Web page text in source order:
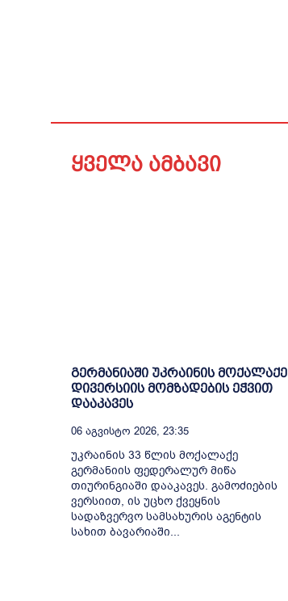
ყველა ამბავი
გერმანიაში უკრაინის მოქალაქე
დივერსიის მომზადების ეჭვით
დააკავეს
06 Აგვისტო 2026, 23:35
უკრაინის 33 წლის მოქალაქე
გერმანიის ფედერალურ მიწა
თიურინგიაში დააკავეს. გამოძიების
ვერსიით, ის უცხო ქვეყნის
სადაზვერვო სამსახურის აგენტის
სახით ბავარიაში...